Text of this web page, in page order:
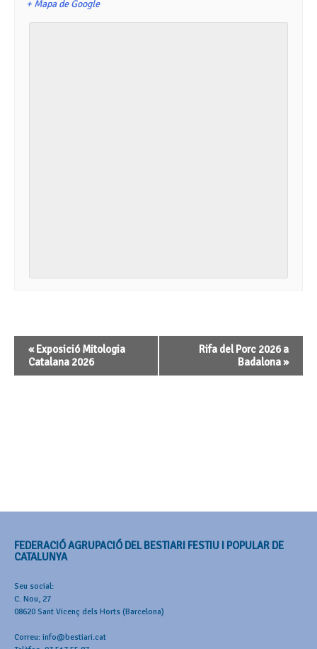
+ Mapa de Google
Navegació
d'Esdeveniment
«Exposició Mitologia
Catalana 2026
Rifa del Porc 2026 a
Badalona»
FEDERACIÓ AGRUPACIÓ DEL BESTIARI FESTIU I POPULAR DE
CATALUNYA
Seu social:
C. Nou, 27
08620 Sant Vicenç dels Horts (Barcelona)
Correu: info@bestiari.cat